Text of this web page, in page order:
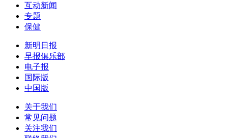
互动新闻
专题
保健
新明日报
早报俱乐部
电子报
国际版
中国版
关于我们
常见问题
关注我们